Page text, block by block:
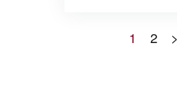
1 2 >